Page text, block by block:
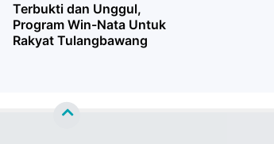
Terbukti dan Unggul,
Program Win-Nata Untuk
Rakyat Tulangbawang